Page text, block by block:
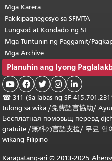
Mga Karera
Pakikipagnegosyo sa SFMTA
Lungsod at Kondado ng SF
Mga Tuntunin ng Paggamit/
Mga Archive
Planuhin ang Iyong
    
☎ 311 (Sa labas ng SF
tulong sa wika /免費語言協助/
Бесплатная помовьщ перевд
gratuite /無料の言語支援/ 무료 언
wikang Filipino
Karapatang-ari © 2013-2025